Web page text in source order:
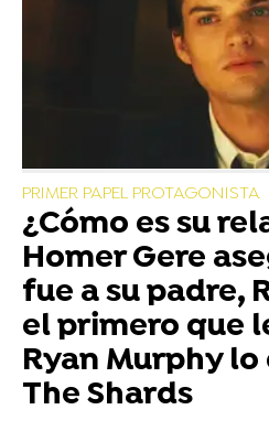
PRIMER PAPEL PROTAGONISTA
¿Cómo es su
Homer Gere
fue a su padre,
el primero que
Ryan Murphy
The Shards